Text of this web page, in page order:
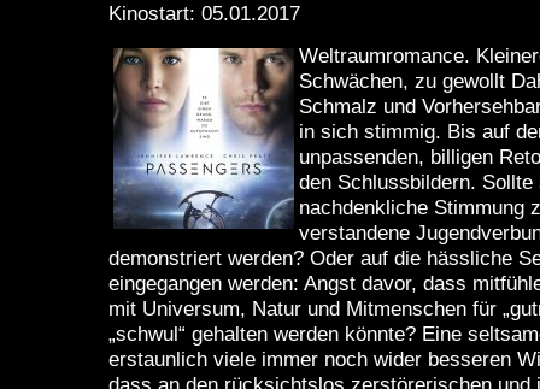
Kinostart: 05.01.2017
Weltraumromance.
Schwächen, zu gewollt
Schmalz und
in sich stimmig. Bis auf
unpassenden, billigen
den Schlussbildern. Sollte
nachdenkliche Stimmung
verstandene
demonstriert werden? Oder auf die hässliche
eingegangen werden: Angst davor, dass
mit Universum, Natur und Mitmenschen für
„schwul“ gehalten werden könnte? Eine
erstaunlich viele immer noch wider besseren
dass an den rücksichtslos zerstörerischen und